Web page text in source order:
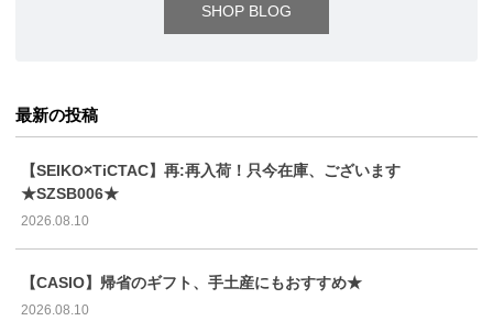
SHOP BLOG
最新の投稿
【SEIKO×TiCTAC】再:再入荷！只今在庫、ございます
★SZSB006★
2026.08.10
【CASIO】帰省のギフト、手土産にもおすすめ★
2026.08.10